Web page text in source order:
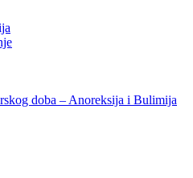
doba – Anoreksija i Bulimija